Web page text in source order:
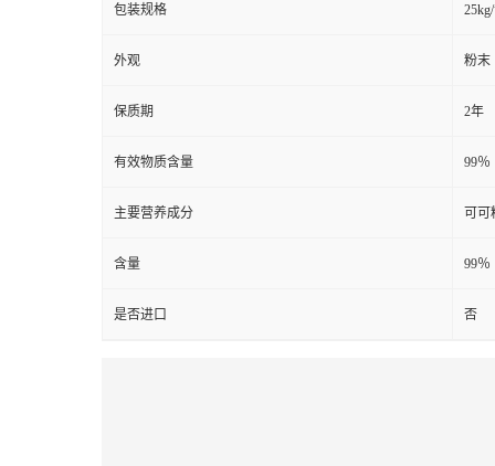
包装规格
外观 粉末
保质期 2年
有效物质含量 99％
主要营养成分 可可
含量 99％
是否进口 否